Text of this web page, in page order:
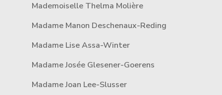
Mademoiselle Thelma Molière
Madame Manon Deschenaux-Reding
Madame Lise Assa-Winter
Madame Josée Glesener-Goerens
Madame Joan Lee-Slusser